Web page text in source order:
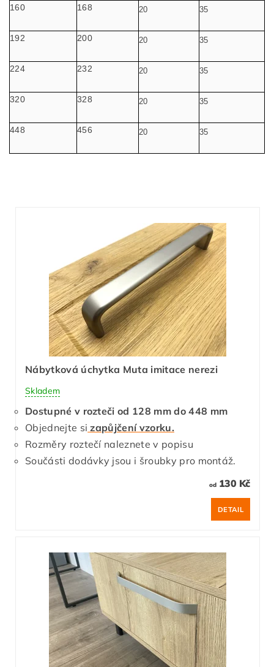
160 168 20 35
192 200 20 35
224 232 20 35
320 328 20 35
448 456 20 35
Nábytková úchytka Muta imitace nerezi
Skladem
Dostupné v rozteči od 128 mm do 448 mm
Objednejte si zapůjčení vzorku.
Rozměry roztečí naleznete v popisu
Součásti dodávky jsou i šroubky pro montáž.
od130 Kč
DETAIL